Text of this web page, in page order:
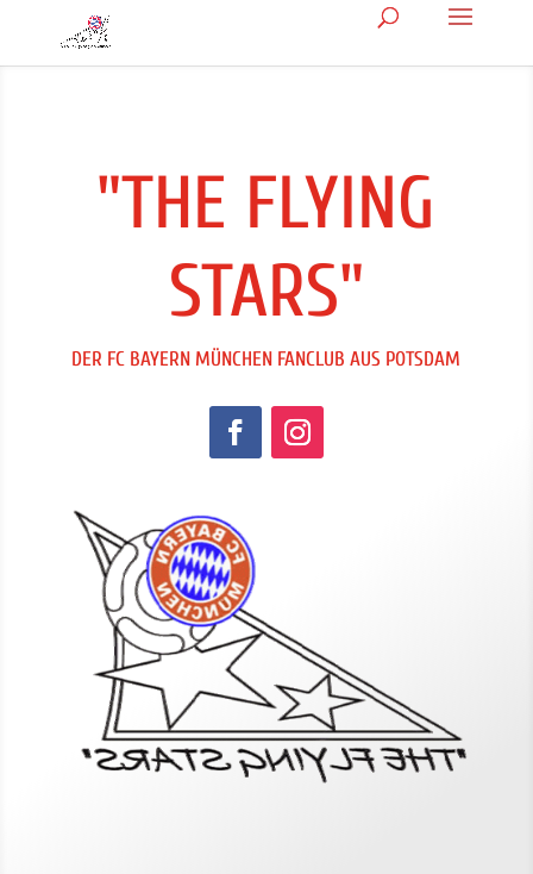
"THE FLYING
STARS"
DER FC BAYERN MÜNCHEN FANCLUB AUS POTSDAM